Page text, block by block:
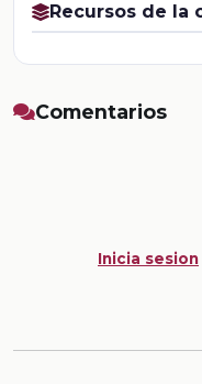
Recursos de la
Comentarios
Inicia sesion